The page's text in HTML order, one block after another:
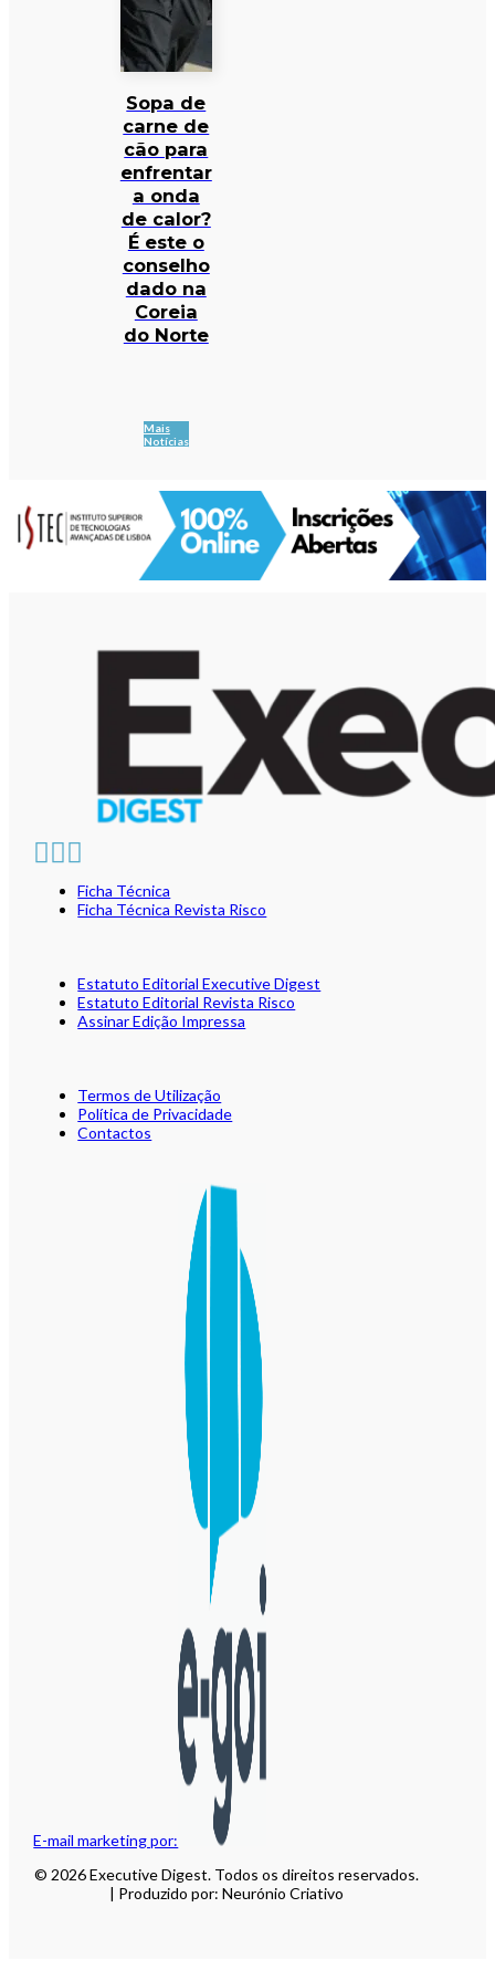
Sopa de
carne de
cão para
enfrentar
a onda
de calor?
É este o
conselho
dado na
Coreia
do Norte
Mais
Notícias
E-mail marketing por:
Ficha Técnica
Ficha Técnica Revista Risco
Estatuto Editorial Executive Digest
Estatuto Editorial Revista Risco
Assinar Edição Impressa
Termos de Utilização
Política de Privacidade
Contactos
© 2026 Executive Digest. Todos os direitos reservados.
| Produzido por: Neurónio Criativo